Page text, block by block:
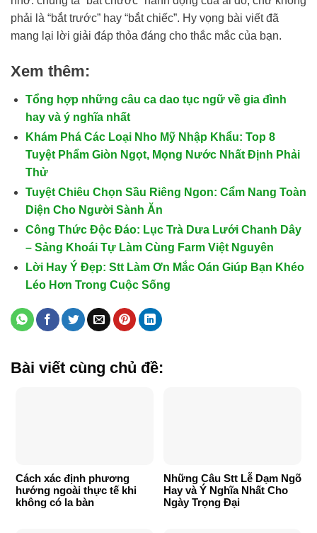
phải là “bắt trước” hay “bắt chiếc”. Hy vọng bài viết đã
mang lại lời giải đáp thỏa đáng cho thắc mắc của bạn.
Xem thêm:
Tổng hợp những câu ca dao tục ngữ về gia đình
hay và ý nghĩa nhất
Khám Phá Các Loại Nho Mỹ Nhập Khẩu: Top 8
Tuyệt Phẩm Giòn Ngọt, Mọng Nước Nhất Định Phải
Thử
Tuyệt Chiêu Chọn Sầu Riêng Ngon: Cẩm Nang Toàn
Diện Cho Người Sành Ăn
Công Thức Độc Đáo: Lục Trà Dưa Lưới Chanh Dây
– Sảng Khoái Tự Làm Cùng Farm Việt Nguyên
Lời Hay Ý Đẹp: Stt Làm Ơn Mắc Oán Giúp Bạn Khéo
Léo Hơn Trong Cuộc Sống
Bài viết cùng chủ đề:
Cách xác định phương
hướng ngoài thực tế khi
không có la bàn
Những Câu Stt Lễ Dạm Ngõ
Hay và Ý Nghĩa Nhất Cho
Ngày Trọng Đại